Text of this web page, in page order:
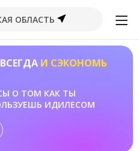
ОБЛАСТЬ
И СЭКОНОМЬ
О ТОМ КАК ТЫ
ИДИЛЕСОМ